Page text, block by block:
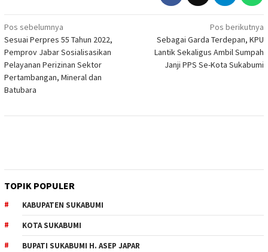
Navigasi
pos
Pos sebelumnya
Sesuai Perpres 55 Tahun 2022,
Pemprov Jabar Sosialisasikan
Pelayanan Perizinan Sektor
Pertambangan, Mineral dan
Batubara
Pos berikutnya
Sebagai Garda Terdepan, KPU
Lantik Sekaligus Ambil Sumpah
Janji PPS Se-Kota Sukabumi
TOPIK POPULER
KABUPATEN SUKABUMI
KOTA SUKABUMI
BUPATI SUKABUMI H. ASEP JAPAR